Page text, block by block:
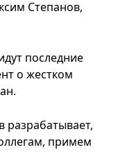
Степанов,
последние
о жестком
разрабатывает,
примем